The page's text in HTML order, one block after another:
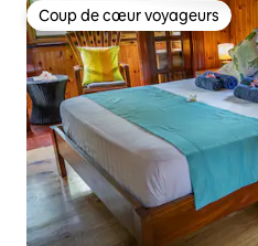
Coup de cœur voyageurs
Coup de cœur voyageurs